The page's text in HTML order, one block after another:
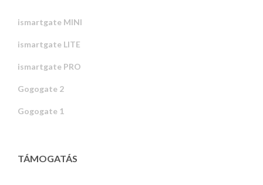
ismartgate MINI
ismartgate LITE
ismartgate PRO
Gogogate 2
Gogogate 1
TÁMOGATÁS